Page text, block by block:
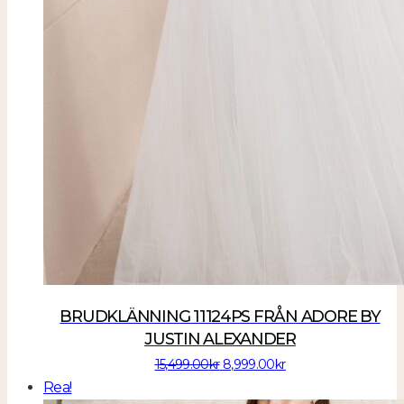
BRUDKLÄNNING 11124PS FRÅN ADORE BY
JUSTIN ALEXANDER
15,499.00kr Det
8,999.00krDet
Rea!